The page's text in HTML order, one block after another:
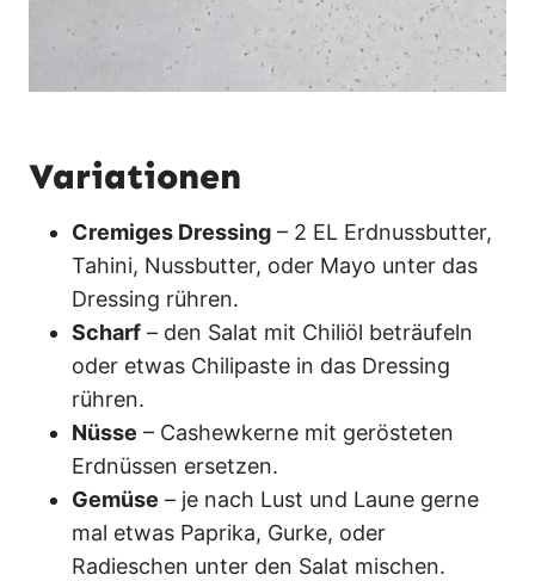
Variationen
Cremiges Dressing – 2 EL Erdnussbutter,
Tahini, Nussbutter, oder Mayo unter das
Dressing rühren.
Scharf – den Salat mit Chiliöl beträufeln
oder etwas Chilipaste in das Dressing
rühren.
Nüsse – Cashewkerne mit gerösteten
Erdnüssen ersetzen.
Gemüse – je nach Lust und Laune gerne
mal etwas Paprika, Gurke, oder
Radieschen unter den Salat mischen.